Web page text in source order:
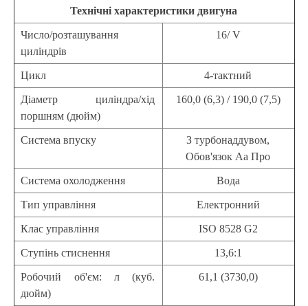
Технічні характеристики двигуна
Число/розташування
циліндрів
16/ V
Цикл 4-тактний
Діаметр циліндра/хід
поршням (дюйм)
160,0 (6,3) / 190,0 (7,5)
Система впуску
З турбонаддувом,
Обов'язок Аа Про
Система охолодження Вода
Тип управління Електронний
Клас управління ISO 8528 G2
Ступінь стиснення 13,6:1
Робочий об'єм: л (куб.
дюйм)
61,1 (3730,0)